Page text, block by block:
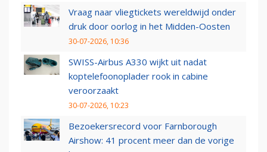
Vraag naar vliegtickets wereldwijd onder
druk door oorlog in het Midden-Oosten
30-07-2026, 10:36
SWISS-Airbus A330 wijkt uit nadat
koptelefoonoplader rook in cabine
veroorzaakt
30-07-2026, 10:23
Bezoekersrecord voor Farnborough
Airshow: 41 procent meer dan de vorige